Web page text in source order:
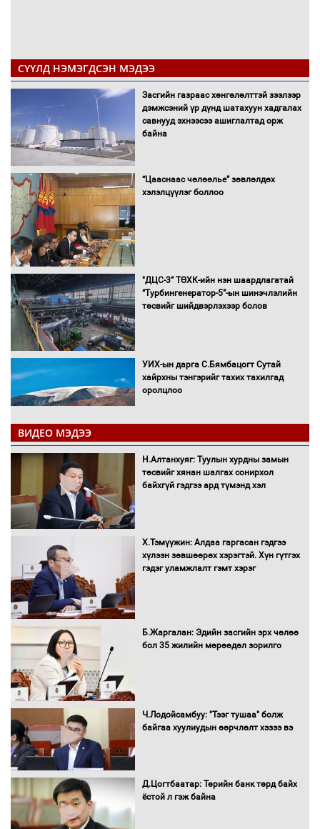
СҮҮЛД НЭМЭГДСЭН МЭДЭЭ
Засгийн газраас хөнгөлөлттэй зээлээр
дэмжсэний үр дүнд шатахуун хадгалах
савнууд эхнээсээ ашиглалтад орж
байна
“Цааснаас чөлөөлье” зөвлөлдөх
хэлэлцүүлэг боллоо
"ДЦС-3” ТӨХК-ийн нэн шаардлагатай
“Турбингенератор-5”-ын шинэчлэлийн
төсвийг шийдвэрлэхээр болов
УИХ-ын дарга С.Бямбацогт Сутай
хайрхны тэнгэрийг тахих тахилгад
оролцлоо
С.Амарсайхан: Иргэдийг хохироосон
ААН-ийн нуугтмал хөрөнгийг
битүүмжлэнэ
Н.Номтойбаяр: Аймгуудад тулгамдаж
буй асуудлуудыг Засгийн газрын
хуралдаанд танилцуулж,
эрэгтэйчүүдийн волейболын тэмцээнд
оролцож байгаа баг тамирчдад
Автобензин, дизель түлшний онцгой
ВИДЕО МЭДЭЭ
Н.Алтанхуяг: Туулын хурдны замын
төсвийг хянан шалгах сонирхол
байхгүй гэдгээ ард түмэнд хэл
Х.Тэмүүжин: Алдаа гаргасан гэдгээ
хүлээн зөвшөөрөх хэрэгтэй. Хүн гүтгэх
гэдэг уламжлалт гэмт хэрэг
Б.Жаргалан: Эдийн засгийн эрх чөлөө
бол 35 жилийн мөрөөдөл зорилго
Ч.Лодойсамбуу: "Тээг тушаа" болж
байгаа хуулиудын өөрчлөлт хэзээ вэ
Д.Цогтбаатар: Төрийн банк төрд байх
ёстой л гэж байна